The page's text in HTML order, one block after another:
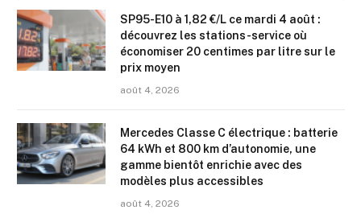
SP95-E10 à 1,82 €/L ce mardi 4 août :
découvrez les stations-service où
économiser 20 centimes par litre sur le
prix moyen
août 4, 2026
Mercedes Classe C électrique : batterie
64 kWh et 800 km d’autonomie, une
gamme bientôt enrichie avec des
modèles plus accessibles
août 4, 2026